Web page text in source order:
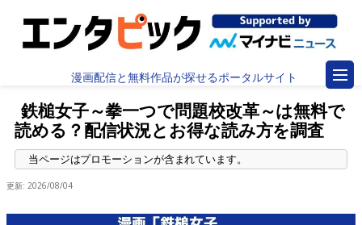
漫画配信と無料作品が探せるポータルサイト
鉄槌女子～拳一つで問題校改革～は無料で
読める？配信状況とお得な読み方を調査
更新: 2026/08/04